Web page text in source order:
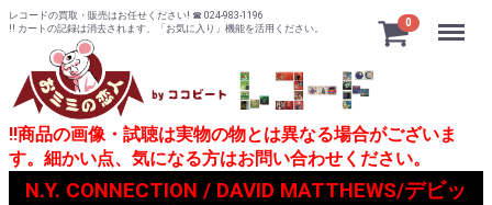
レコードの買取・販売はお任せください! ☎ 024-983-1196
!! カートの記録は消去されます、「お気に入り」機能を活用ください。
0 Menu
!!商品の画像・試聴は実物の物とは異なる場合がございま
す。細かい点、気になる方はお問い合わせください。
N.Y. CONNECTION / DAVID MATTHEWS/デビッ